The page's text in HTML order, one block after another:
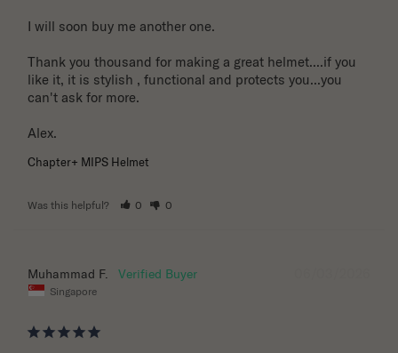
I will soon buy me another one.
Thank you thousand for making a great helmet....if you
like it, it is stylish , functional and protects you...you
can't ask for more.
Alex.
Chapter+ MIPS Helmet
Was this helpful? 0 0
Muhammad F.
Singapore